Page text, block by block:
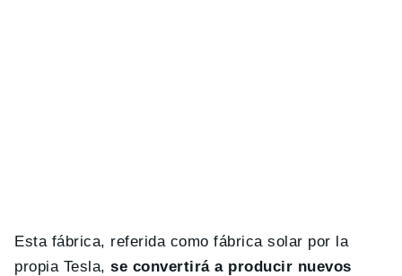
Esta fábrica, referida como fábrica solar por la
propia Tesla,se convertirá a producir nuevos